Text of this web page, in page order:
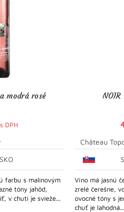
modrá rosé
s DPH
farbu s malinovým
tóny jahôd,
v chuti je svieže...
NOIR
Château
Víno má jasnú
zrelé čerešne,
ovocné tóny s
chuť je lahodná...